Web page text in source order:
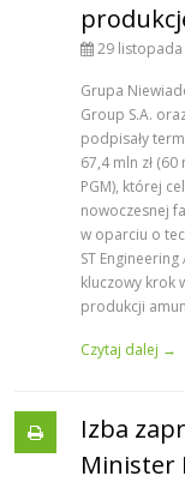
29 listopada
Grupa
Group S.A.
podpisały
67,4 mln zł
PGM), której
nowoczesnej
w oparciu o
ST
kluczowy krok
produkcji
Czytaj dalej →
Izba
Minister